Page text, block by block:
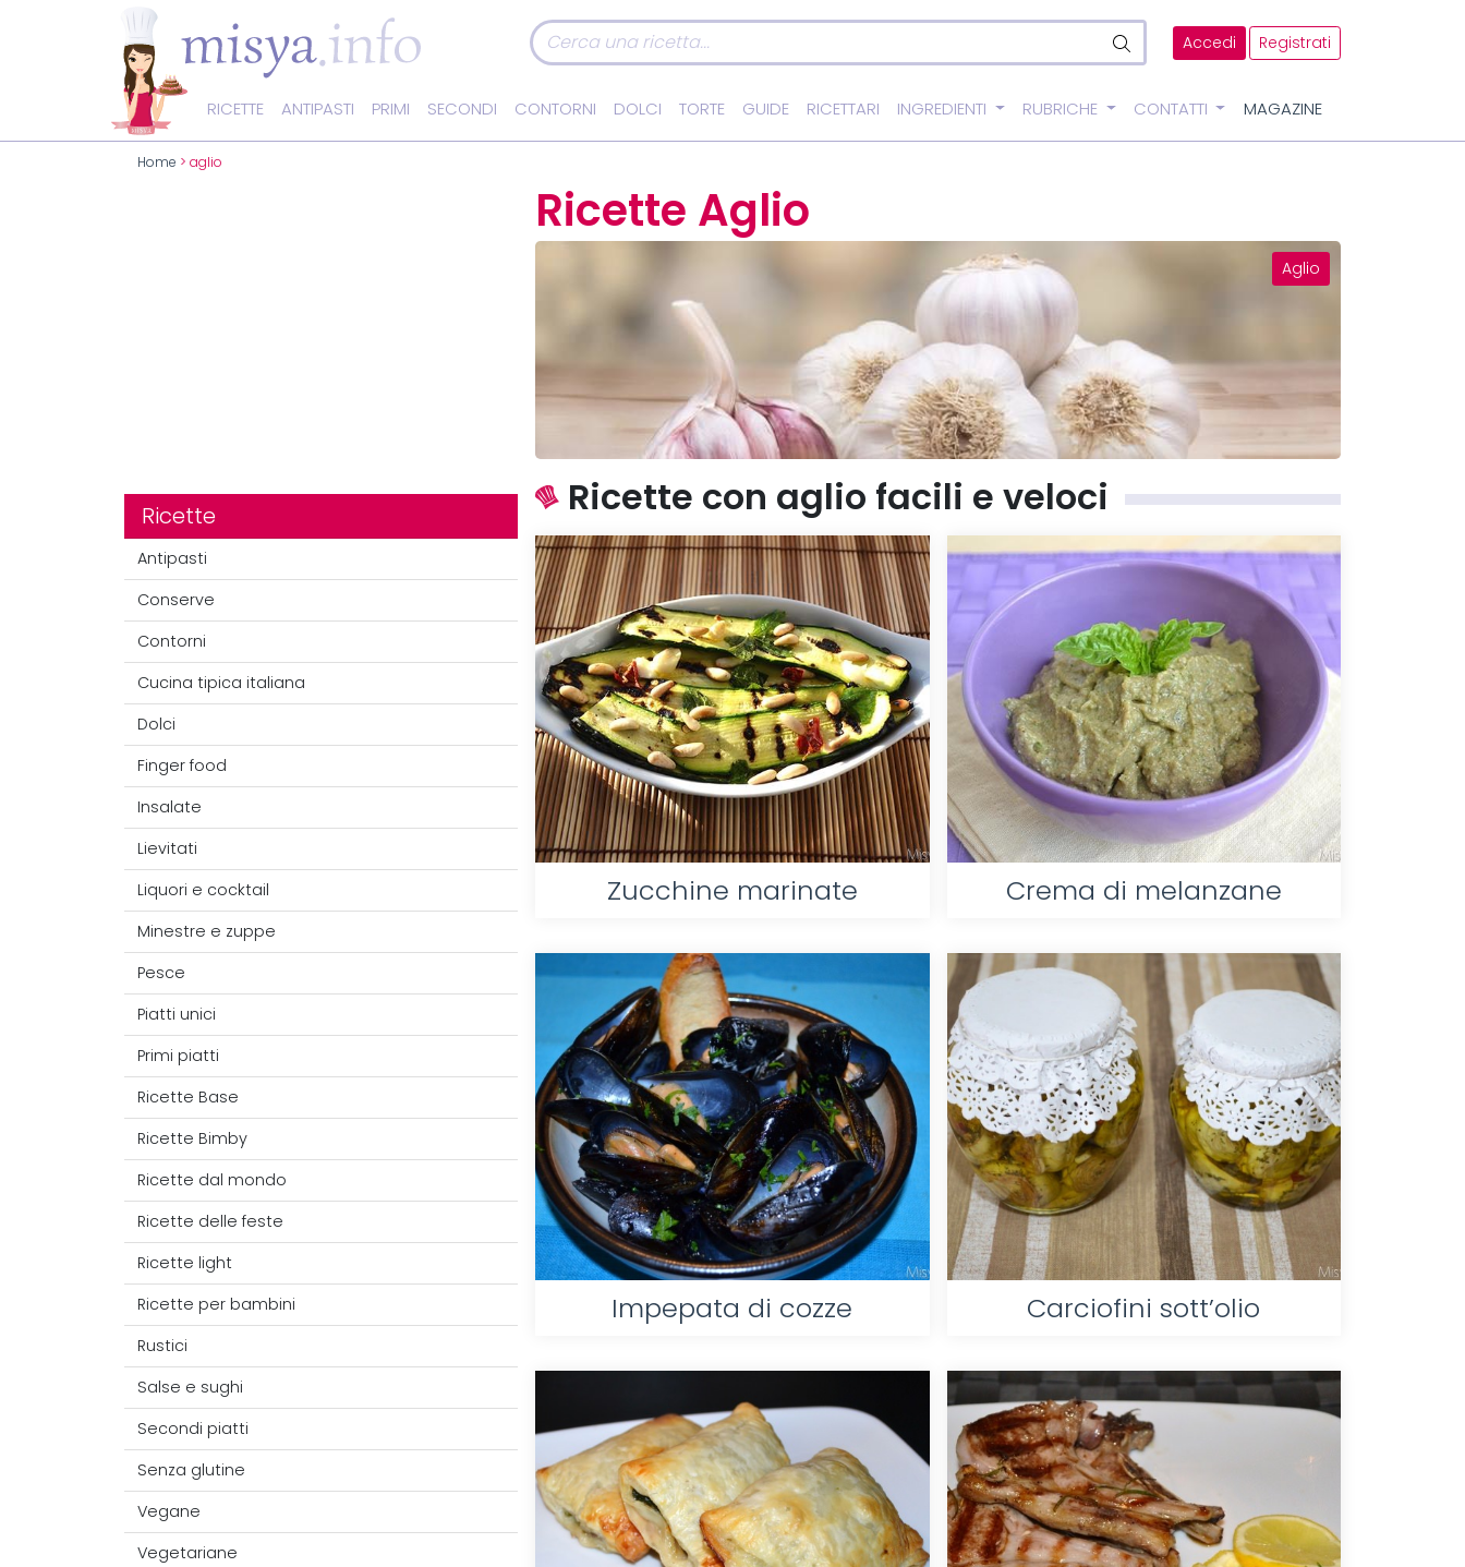
Accedi Registrati
RICETTE ANTIPASTI PRIMI SECONDI CONTORNI DOLCI TORTE GUIDE RICETTARI INGREDIENTI RUBRICHE CONTATTI MAGAZINE
Home > aglio
Ricette
Antipasti
Conserve
Contorni
Cucina tipica italiana
Dolci
Finger food
Insalate
Lievitati
Liquori e cocktail
Minestre e zuppe
Pesce
Piatti unici
Primi piatti
Ricette Base
Ricette Bimby
Ricette dal mondo
Ricette delle feste
Ricette light
Ricette per bambini
Rustici
Salse e sughi
Secondi piatti
Senza glutine
Vegane
Vegetariane
Ricette Aglio
Aglio
Ricette con aglio facili e veloci
Zucchine marinate Crema di melanzane
Impepata di cozze Carciofini sott’olio